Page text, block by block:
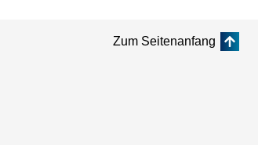
Zum Seitenanfang